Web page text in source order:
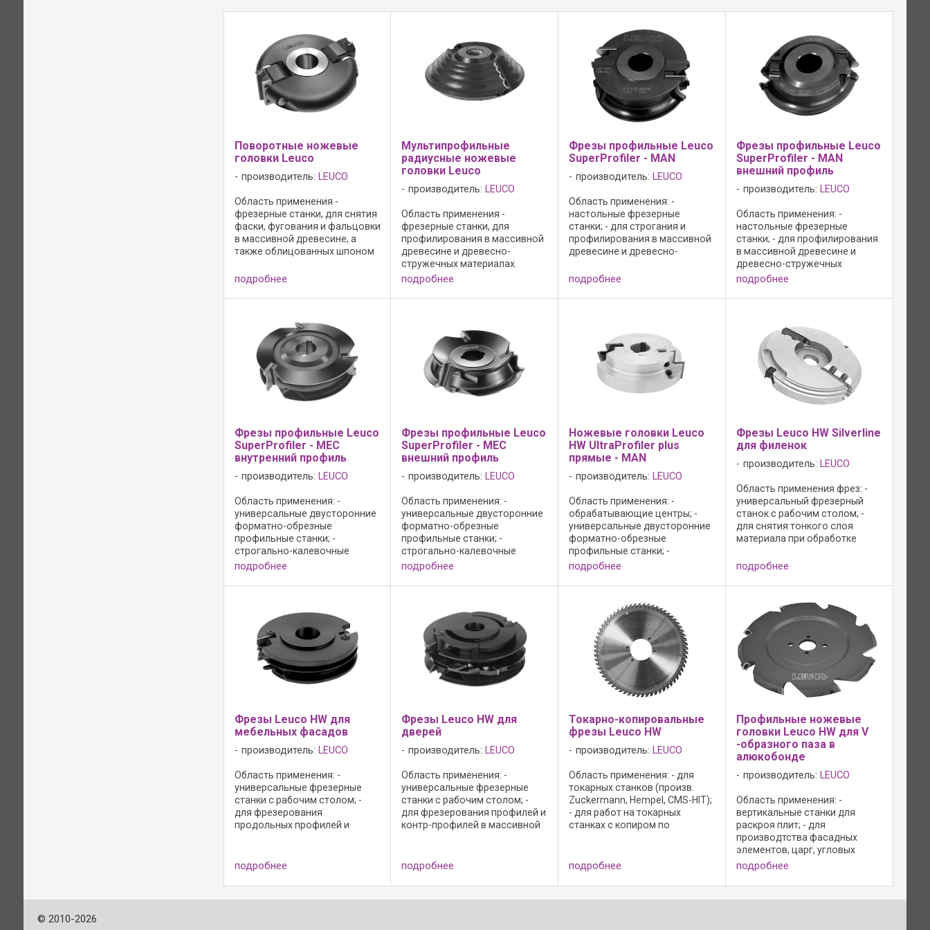
Поворотные ножевые
головки Leuco
производитель: LEUCO
Область применения -
фрезерные станки, для снятия
фаски, фугования и фальцовки
в массивной древесине, а
также облицованных шпоном
стружечных материалах с
Резцы без осевого угла.
подробнее
Мультипрофильные
радиусные ножевые
головки Leuco
производитель: LEUCO
Область применения -
фрезерные станки, для
профилирования в массивной
древесине и древесно-
стружечных материалах.
Исполнение фрез: - резцы без
материал: HW HL Solid 25; -
подробнее
Фрезы профильные Leuco
SuperProfiler - MAN
производитель: LEUCO
Область применения: -
настольные фрезерные
станки; - для строгания и
профилирования в массивной
древесине и древесно-
Конструкция фрезы: - резцы
10 700 мин-1; - режущий
подробнее
Фрезы профильные Leuco
SuperProfiler - MAN
внешний профиль
производитель: LEUCO
Область применения: -
настольные фрезерные
станки; - для профилирования
в массивной древесине и
древесно-стружечных
материалах; Конструкция фрез
без осевого угла; - n = 6 200 -
материал: HW HL Board ...
подробнее
Фрезы профильные Leuco
SuperProfiler - MEC
внутренний профиль
производитель: LEUCO
Область применения: -
универсальные двусторонние
форматно-обрезные
профильные станки; -
строгально-калевочные
станки; - агрегаты для
копировального и
продольного фрезерования
массивной древесине и
древесно-стружечных ...
подробнее
Фрезы профильные Leuco
SuperProfiler - MEC
внешний профиль
производитель: LEUCO
Область применения: -
универсальные двусторонние
форматно-обрезные
профильные станки; -
строгально-калевочные
станки; - для профилирования
в массивной древесине и
древесно-стружечных
и преимущества: - резцы без
осевого ...
подробнее
Ножевые головки Leuco
HW UltraProfiler plus
прямые - MAN
производитель: LEUCO
Область применения: -
обрабатывающие центры; -
универсальные двусторонние
форматно-обрезные
профильные станки; -
строгально-калевочные
станки; - настольные
фрезерные станки; - для
профилирования в массивной
древесине и древесно-
стружечных ...
подробнее
Фрезы Leuco HW Silverline
для филенок
производитель: LEUCO
Область применения фрез: -
универсальный фрезерный
станок с рабочим столом; -
для снятия тонкого слоя
материала при обработке
массивной древесины и
древесных материалов;
Исполнение фрез: - корпус
инструмента из стали; - ...
подробнее
Фрезы Leuco HW для
мебельных фасадов
производитель: LEUCO
Область применения: -
универсальные фрезерные
станки с рабочим столом; -
для фрезерования
продольных профилей и
и кассетных филëнок из
массивной древесины и
древесных материалов;
Исполнение: - ...
подробнее
Фрезы Leuco HW для
дверей
производитель:LEUCO
Область применения: -
универсальные фрезерные
станки с рабочим столом; -
для фрезерования профилей и
контр-профилей в массивной
фрезерные станки с рабочим
столом; - для фрезерования
профилей и ...
подробнее
Токарно-копировальные
фрезы Leuco HW
производитель: LEUCO
Область применения: - для
токарных станков (произв.
Zuckermann, Hempel, CMS-HIT);
- для работ на токарных
станках с копиром по
зубья; - специальная форма
зубьев; - допуск на диаметр
посадочного ...
подробнее
Профильные ножевые
головки Leuco HW для V
-образного паза в
алюкобонде
производитель: LEUCO
Область применения: -
вертикальные станки для
раскроя плит; - для
производтства фасадных
элементов, царг, угловых
деталей из алюминиевого
композитного материала,
"Gutbond" и т.д.; Конструкция
фрезы: - базовый корпус из
подробнее
© 2010-2026